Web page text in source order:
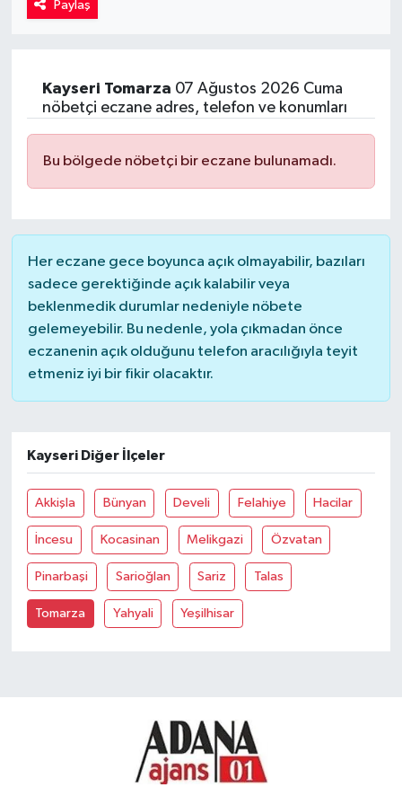
Paylaş
Kayseri Tomarza 07 Ağustos 2026 Cuma
nöbetçi eczane adres, telefon ve konumları
Bu bölgede nöbetçi bir eczane bulunamadı.
Her eczane gece boyunca açık olmayabilir, bazıları
sadece gerektiğinde açık kalabilir veya
beklenmedik durumlar nedeniyle nöbete
gelemeyebilir. Bu nedenle, yola çıkmadan önce
eczanenin açık olduğunu telefon aracılığıyla teyit
etmeniz iyi bir fikir olacaktır.
Kayseri Diğer İlçeler
Akkişla Bünyan Develi Felahiye Hacilar
İncesu Kocasinan Melikgazi Özvatan
Pinarbaşi Sarioğlan Sariz Talas
Tomarza Yahyali Yeşilhisar
Yaşam